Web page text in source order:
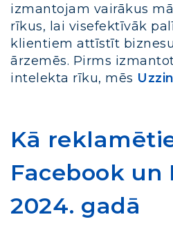
izmantojam vairākus
rīkus, lai visefektīvāk
klientiem attīstīt
ārzemēs. Pirms
intelekta rīku, mēs
Kā
Facebook un
2024. gadā